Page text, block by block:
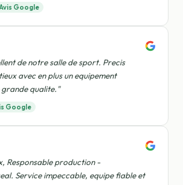
Google
de notre salle de sport. Precis
avec en plus un equipement
qualite."
Google
Responsable production -
Service impeccable, equipe fiable et